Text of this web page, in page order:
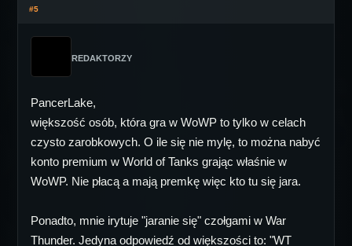
#5
REDAKTORZY
PancerLake,
większość osób, która gra w WoWP to tylko w celach
czysto zarobkowych. O ile się nie mylę, to można nabyć
konto premium w World of Tanks grając właśnie w
WoWP. Nie płacą a mają premkę więc kto tu się jara.
Ponadto, mnie irytuje "jaranie się" czołgami w War
Thunder. Jedyna odpowiedź od większości to: "WT